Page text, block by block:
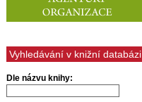
Vyhledávání v knižní databázi
Dle názvu knihy: